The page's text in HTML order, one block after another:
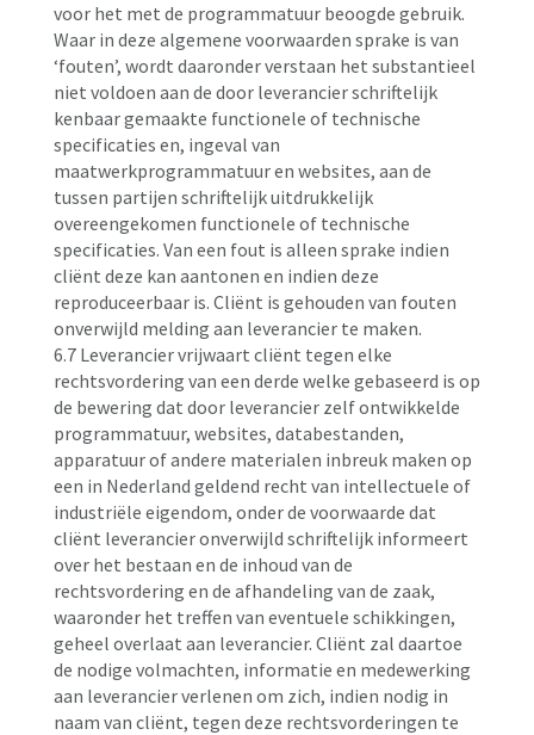
voor het met de programmatuur beoogde gebruik.
Waar in deze algemene voorwaarden sprake is van
‘fouten’, wordt daaronder verstaan het substantieel
niet voldoen aan de door leverancier schriftelijk
kenbaar gemaakte functionele of technische
specificaties en, ingeval van
maatwerkprogrammatuur en websites, aan de
tussen partijen schriftelijk uitdrukkelijk
overeengekomen functionele of technische
specificaties. Van een fout is alleen sprake indien
cliënt deze kan aantonen en indien deze
reproduceerbaar is. Cliënt is gehouden van fouten
onverwijld melding aan leverancier te maken.
6.7 Leverancier vrijwaart cliënt tegen elke
rechtsvordering van een derde welke gebaseerd is op
de bewering dat door leverancier zelf ontwikkelde
programmatuur, websites, databestanden,
apparatuur of andere materialen inbreuk maken op
een in Nederland geldend recht van intellectuele of
industriële eigendom, onder de voorwaarde dat
cliënt leverancier onverwijld schriftelijk informeert
over het bestaan en de inhoud van de
rechtsvordering en de afhandeling van de zaak,
waaronder het treffen van eventuele schikkingen,
geheel overlaat aan leverancier. Cliënt zal daartoe
de nodige volmachten, informatie en medewerking
aan leverancier verlenen om zich, indien nodig in
naam van cliënt, tegen deze rechtsvorderingen te